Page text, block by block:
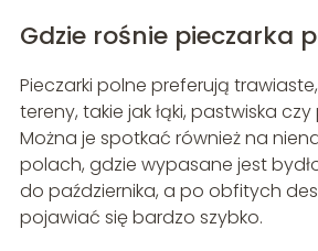
Gdzie rośnie pieczarka
Pieczarki polne preferują
tereny, takie jak łąki, pastwiska
Można je spotkać również na
polach, gdzie wypasane jest
do października, a po obfitych
pojawiać się bardzo szybko.